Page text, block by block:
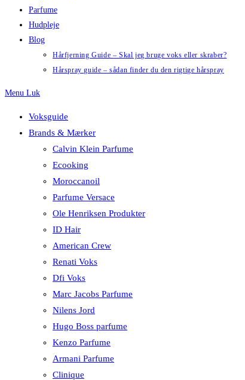
Parfume
Hudpleje
Blog
Hårfjerning Guide – Skal jeg bruge voks eller skraber?
Hårspray guide – sådan finder du den rigtige hårspray
Menu Luk
Voksguide
Brands & Mærker
Calvin Klein Parfume
Ecooking
Moroccanoil
Parfume Versace
Ole Henriksen Produkter
ID Hair
American Crew
Renati Voks
Dfi Voks
Marc Jacobs Parfume
Nilens Jord
Hugo Boss parfume
Kenzo Parfume
Armani Parfume
Clinique